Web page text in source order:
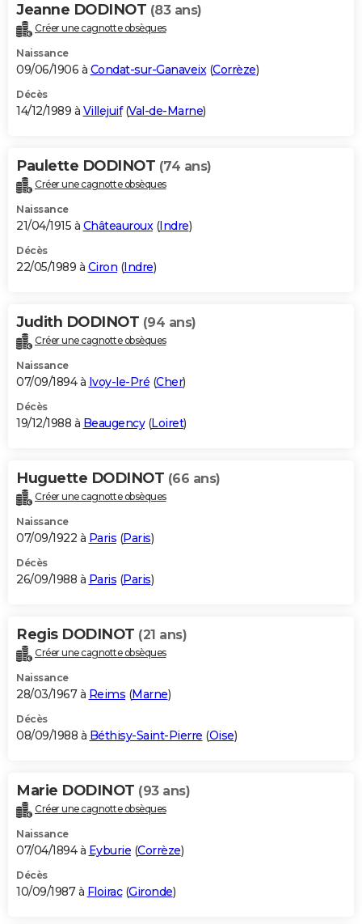
Jeanne DODINOT (83 ans)
Créer une cagnotte obsèques
Naissance
09/06/1906 à Condat-sur-Ganaveix(Corrèze)
Décès
14/12/1989 à Villejuif(Val-de-Marne)
Paulette DODINOT (74 ans)
Créer une cagnotte obsèques
Naissance
21/04/1915 à Châteauroux(Indre)
Décès
22/05/1989 à Ciron (Indre)
Judith DODINOT (94 ans)
Créer une cagnotte obsèques
Naissance
07/09/1894 à Ivoy-le-Pré (Cher)
Décès
19/12/1988 à Beaugency(Loiret)
Huguette DODINOT (66 ans)
Créer une cagnotte obsèques
Naissance
07/09/1922 à Paris (Paris)
Décès
26/09/1988 à Paris (Paris)
Regis DODINOT (21 ans)
Créer une cagnotte obsèques
Naissance
28/03/1967 à Reims (Marne)
Décès
08/09/1988 à Béthisy-Saint-Pierre (Oise)
Marie DODINOT (93 ans)
Créer une cagnotte obsèques
Naissance
07/04/1894 à Eyburie (Corrèze)
Décès
10/09/1987 à Floirac(Gironde)